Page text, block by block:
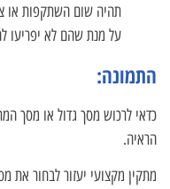
תהיה שום השתקפות או
על מנת שהם לא יפריעו
התמונה:
כדאי לרכוש מסך גדול או מסך
הראיה.
מתקין מקצועי יעזור לבחור את